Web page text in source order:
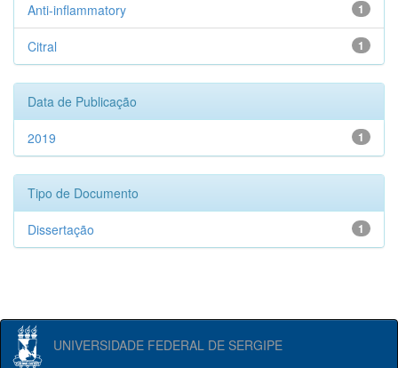
1
Anti-inflammatory
1
Citral
Data de Publicação
1
2019
Tipo de Documento
1
Dissertação
UNIVERSIDADE FEDERAL DE SERGIPE